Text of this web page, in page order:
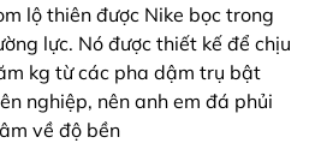
lộ thiên được Nike bọc trong
lực. Nó được thiết kế để chịu
kg từ các pha dậm trụ bật
nghiệp, nên anh em đá phủi
về độ bền